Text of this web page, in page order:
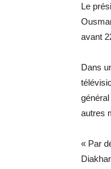
Le
avant
Dans
autres
« Par